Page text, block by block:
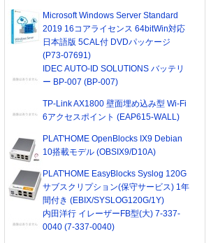
Microsoft Windows Server Standard
2019 16コアライセンス 64bitWin対応
日本語版 5CAL付 DVDパッケージ
(P73-07691)
IDEC AUTO-ID SOLUTIONS バッテリ
ー BP-007 (BP-007)
TP-Link AX1800 壁面埋め込み型 Wi-Fi
6アクセスポイント (EAP615-WALL)
PLAT'HOME OpenBlocks IX9 Debian
10搭載モデル (OBSIX9/D10A)
PLAT'HOME EasyBlocks Syslog 120G
サブスクリプション(保守サービス) 1年
間付き (EBIX/SYSLOG120G/1Y)
内田洋行 イレーザーFB型(大) 7-337-
0040 (7-337-0040)